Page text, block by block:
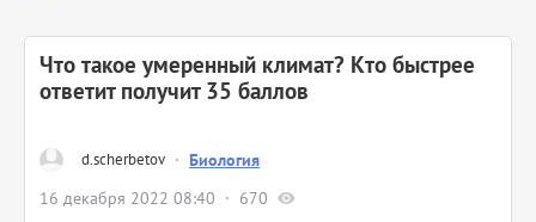
d.scherbetov · Биология
16 декабря 2022 08:40
670
Что такое умеренный климат? Кто быстрее
ответит получит 35 баллов​